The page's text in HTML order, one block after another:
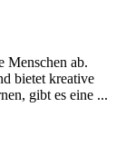
Menschen ab.
bietet kreative
gibt es eine ...